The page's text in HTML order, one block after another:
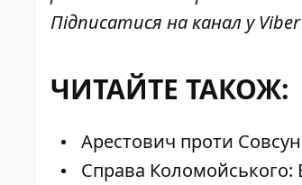
Підписатися на канал у
ЧИТАЙТЕ ТАКОЖ:
Арестович проти
Справа Коломойського: